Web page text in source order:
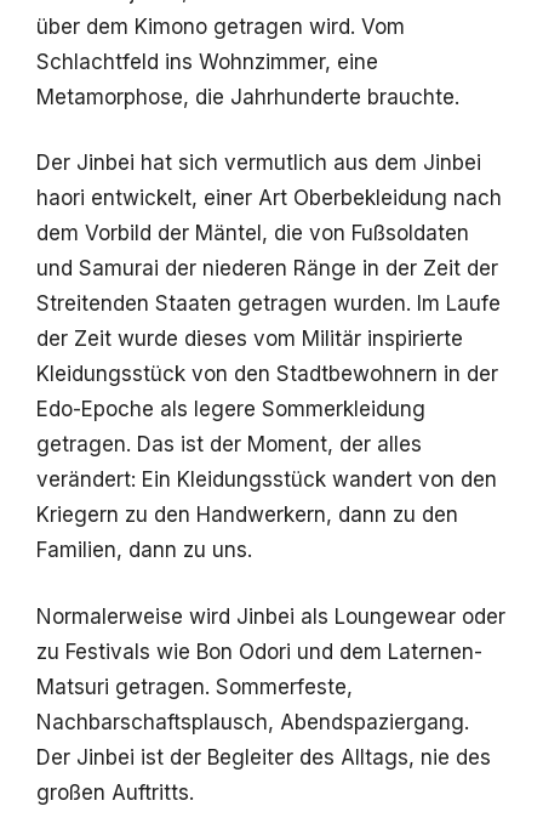
über dem Kimono getragen wird. Vom
Schlachtfeld ins Wohnzimmer, eine
Metamorphose, die Jahrhunderte brauchte.
Der Jinbei hat sich vermutlich aus dem Jinbei
haori entwickelt, einer Art Oberbekleidung nach
dem Vorbild der Mäntel, die von Fußsoldaten
und Samurai der niederen Ränge in der Zeit der
Streitenden Staaten getragen wurden. Im Laufe
der Zeit wurde dieses vom Militär inspirierte
Kleidungsstück von den Stadtbewohnern in der
Edo-Epoche als legere Sommerkleidung
getragen. Das ist der Moment, der alles
verändert: Ein Kleidungsstück wandert von den
Kriegern zu den Handwerkern, dann zu den
Familien, dann zu uns.
Normalerweise wird Jinbei als Loungewear oder
zu Festivals wie Bon Odori und dem Laternen-
Matsuri getragen. Sommerfeste,
Nachbarschaftsplausch, Abendspaziergang.
Der Jinbei ist der Begleiter des Alltags, nie des
großen Auftritts.